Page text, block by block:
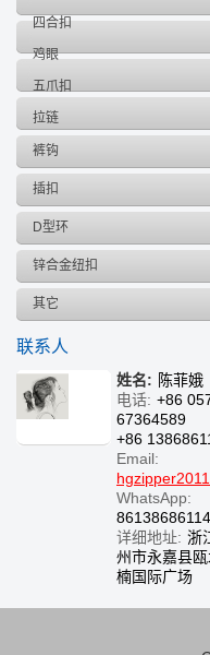
四合扣
鸡眼
五爪扣
拉链
裤钩
插扣
D型环
锌合金纽扣
其它
联系人
姓名: 陈菲娥
电话: +86
67364589
+86
Email:
WhatsApp:
详细地址: 浙
州市永嘉县
楠国际广场